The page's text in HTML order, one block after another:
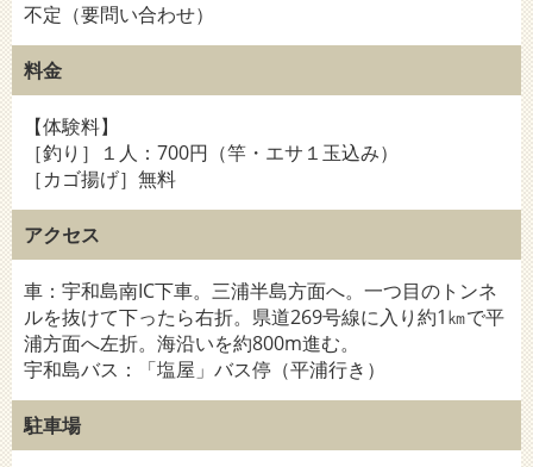
不定（要問い合わせ）
料金
【体験料】
［釣り］１人：700円（竿・エサ１玉込み）
［カゴ揚げ］無料
アクセス
車：宇和島南IC下車。三浦半島方面へ。一つ目のトンネ
ルを抜けて下ったら右折。県道269号線に入り約1㎞で平
浦方面へ左折。海沿いを約800m進む。
宇和島バス：「塩屋」バス停（平浦行き）
駐車場